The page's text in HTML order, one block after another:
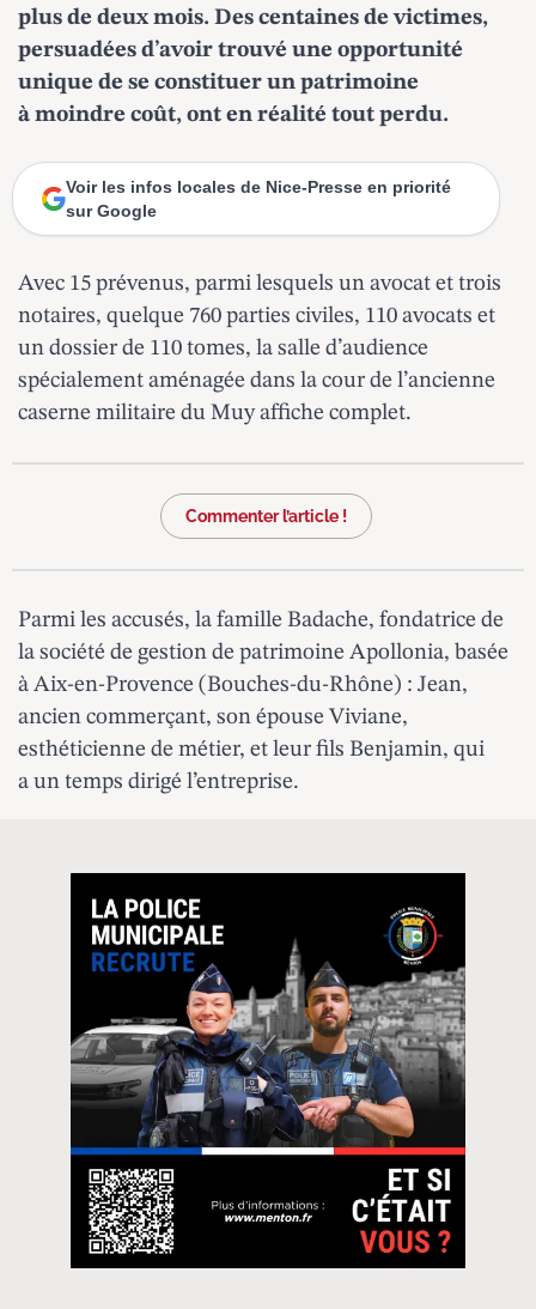
plus de deux mois. Des centaines de victimes,
persuadées d’avoir trouvé une opportunité
unique de se constituer un patrimoine
à moindre coût, ont en réalité tout perdu.
Voir les infos locales de Nice-Presse en priorité
sur Google
Avec 15 prévenus, parmi lesquels un avocat et trois
notaires, quelque 760 parties civiles, 110 avocats et
un dossier de 110 tomes, la salle d’audience
spécialement aménagée dans la cour de l’ancienne
caserne militaire du Muy affiche complet.
Commenter l’article !
Parmi les accusés, la famille Badache, fondatrice de
la société de gestion de patrimoine Apollonia, basée
à Aix-en-Provence (Bouches-du-Rhône) : Jean,
ancien commerçant, son épouse Viviane,
esthéticienne de métier, et leur fils Benjamin, qui
a un temps dirigé l’entreprise.